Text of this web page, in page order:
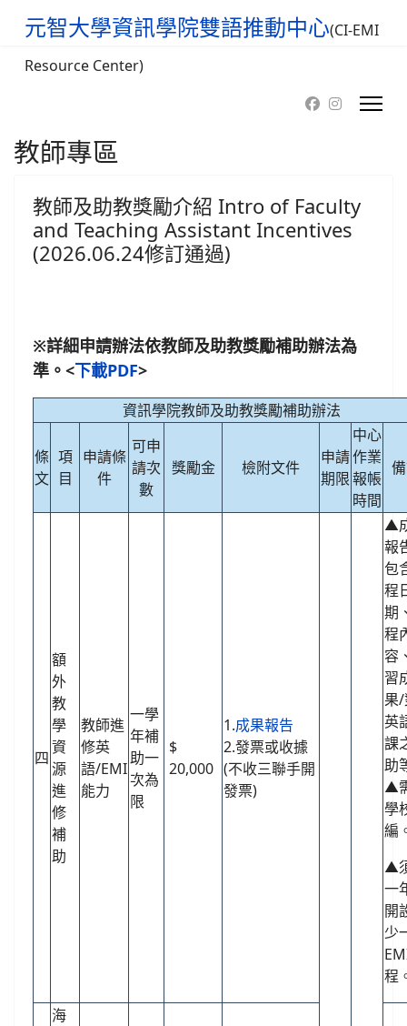
元智大學資訊學院雙語推動中心(CI-EMI
Resource Center)
教師專區
教師及助教獎勵介紹 Intro of Faculty
and Teaching Assistant Incentives
(2026.06.24修訂通過)
※詳細申請辦法依教師及助教獎勵補助辦法為
準。 <下載PDF>
資訊學院教師及助教獎勵補助辦法
條
文
項
目
申請條
件
可申
請次
數
獎勵金 檢附文件
申請
期限
中心
作業
報帳
時間
四
額
外
教
學
資
源
進
修
補
助
教師進
修英
語/EMI
能力
一學
年補
助一
次為
限
$
20,000
1.成果報告
2.發票或收據
(不收三聯手開
發票)
▲
報
包
程
期
程
容
習
果
英
課
助
▲
學
編
▲
一
開
少
程
海